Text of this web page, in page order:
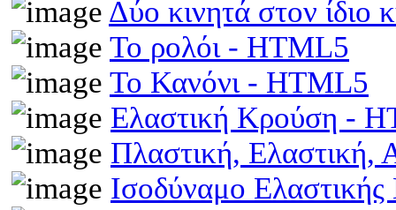
Δύο κινητά στον
Το ρολόι - HTML5
Το Κανόνι - HTML5
Ελαστική Κρούση -
Πλαστική,
Ισοδύναμο